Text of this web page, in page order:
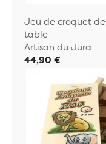
Jeu de croquet de
table
Artisan du Jura
44,90 €